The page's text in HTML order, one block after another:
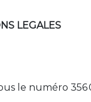
LEGALES
le numéro 356